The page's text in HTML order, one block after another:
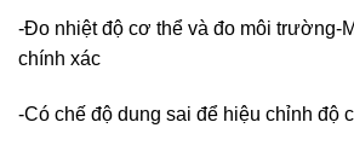
-Đo nhiệt độ cơ thể và đo môi trường-
chính xác
-Có chế độ dung sai để hiệu chỉnh độ